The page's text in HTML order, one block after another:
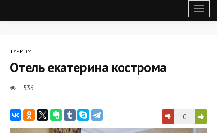
меню
ТУРИЗМ
Отель екатерина кострома
536
0